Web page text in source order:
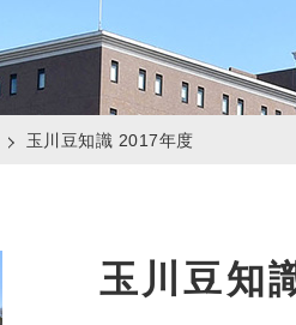
玉川豆知識 2017年度
玉川豆知